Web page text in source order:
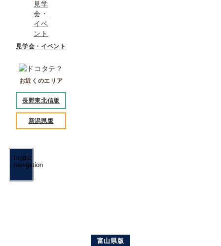
見学会・イベント
お近くのエリア
長野東北信版
新潟県版
toggle
navigation
富山県版